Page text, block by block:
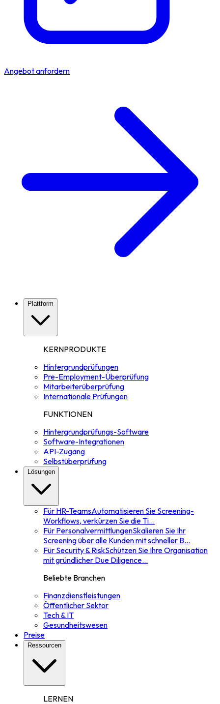
Angebot anfordern
Plattform
KERNPRODUKTE
Hintergrundprüfungen
Pre-Employment-Überprüfung
Mitarbeiterüberprüfung
Internationale Prüfungen
FUNKTIONEN
Hintergrundprüfungs-Software
Software-Integrationen
API-Zugang
Selbstüberprüfung
Lösungen
Für HR-TeamsAutomatisieren Sie Screening-
Workflows, verkürzen Sie die Ti...
Für PersonalvermittlungenSkalieren Sie Ihr
Screening über alle Kunden mit schneller B...
Für Security & RiskSchützen Sie Ihre Organisation
mit gründlicher Due Diligence...
Beliebte Branchen
Finanzdienstleistungen
Öffentlicher Sektor
Tech & IT
Gesundheitswesen
Preise
Ressourcen
LERNEN